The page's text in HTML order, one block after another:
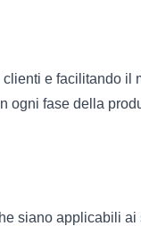
e facilitando il
ogni fase della
siano applicabili